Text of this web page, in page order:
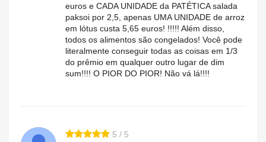
euros e CADA UNIDADE da PATÉTICA salada
paksoi por 2,5, apenas UMA UNIDADE de arroz
em lótus custa 5,65 euros! !!!!! Além disso,
todos os alimentos são congelados! Você pode
literalmente conseguir todas as coisas em 1/3
do prêmio em qualquer outro lugar de dim
sum!!!! O PIOR DO PIOR! Não vá lá!!!!
5 / 5